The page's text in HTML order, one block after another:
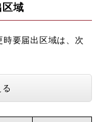
域
要届出区域は、次